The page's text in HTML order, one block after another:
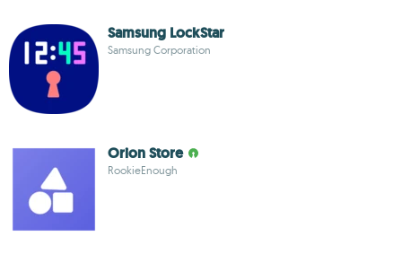
Samsung LockStar
Samsung Corporation
Orion Store
RookieEnough